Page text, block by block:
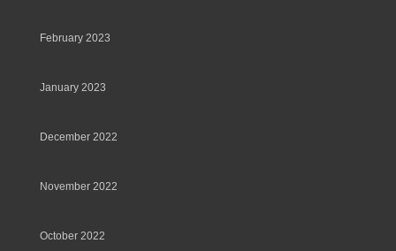
February 2023
January 2023
December 2022
November 2022
October 2022